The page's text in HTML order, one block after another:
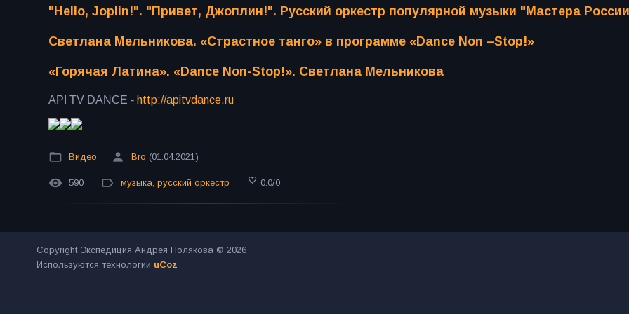
"Hello, Joplin!". "Привет, Джоплин!". Русский оркестр популярной музыки "Мастера
Светлана Мельникова. «Страстное танго» в программе «Dance Non –Stop!»
«Горячая Латина». «Dance Non-Stop!». Светлана Мельникова
API TV DANCE - http://apitvdance.ru
Видео Bro (01.04.2021)
590 музыка русский оркестр 0.0/0
Copyright Экспедиция Андрея Полякова © 2026
Используются технологии uCoz